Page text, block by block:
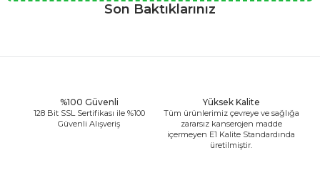
Son Baktıklarınız
%100 Güvenli
128 Bit SSL Sertifikası ile %100
Güvenli Alışveriş
Yüksek Kalite
Tüm ürünlerimiz çevreye ve sağlığa
zararsız kanserojen madde
içermeyen E1 Kalite Standardında
üretilmiştir.